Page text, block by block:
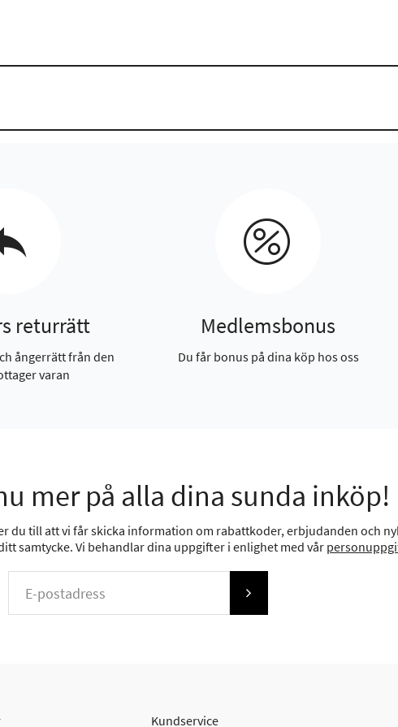
returrätt
ångerrätt från den
varan
Medlemsbonus
Du får bonus på dina köp hos oss
mer på alla dina sunda inköp!
du till att vi får skicka information om rabattkoder, erbjudanden och
samtycke. Vi behandlar dina uppgifter i enlighet med vår
Kundservice